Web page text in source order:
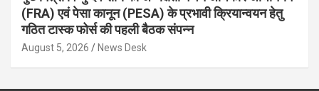
(FRA) एवं पेसा कानून (PESA) के प्रभावी क्रियान्वयन हेतु
गठित टास्क फोर्स की पहली बैठक संपन्न
August 5, 2026 News Desk